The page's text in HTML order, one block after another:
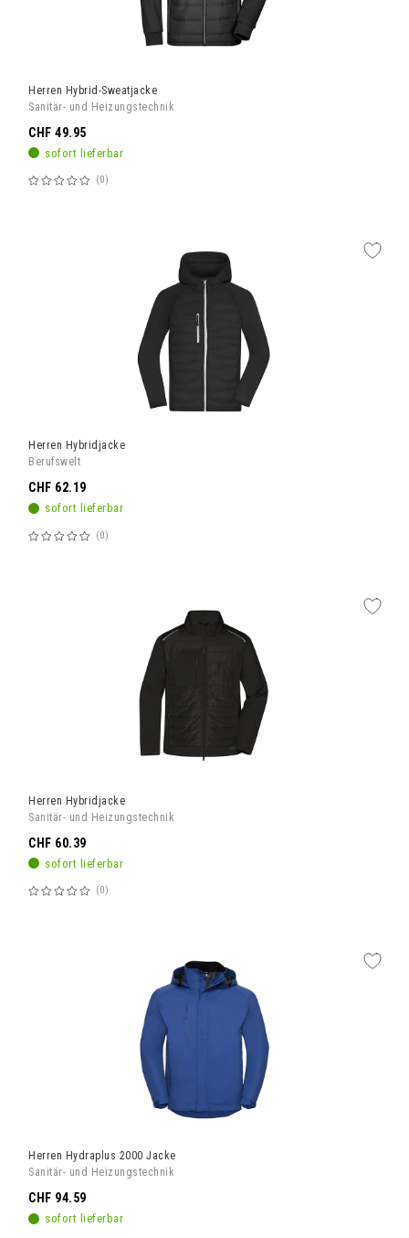
Herren Hybrid-Sweatjacke
Sanitär- und Heizungstechnik
sofort lieferbar
Bewertung:
0
CHF 49.95
Herren Hybridjacke
Berufswelt
sofort lieferbar
Bewertung:
0
CHF 62.19
Herren Hybridjacke
Sanitär- und Heizungstechnik
sofort lieferbar
Bewertung:
0
CHF 60.39
Herren Hydraplus 2000 Jacke
Sanitär- und Heizungstechnik
sofort lieferbar
CHF 94.59